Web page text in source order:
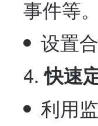
事件等。
设置
快速
利用